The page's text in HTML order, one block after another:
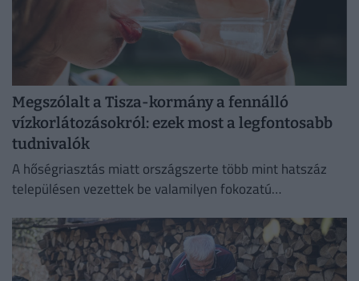
Megszólalt a Tisza-kormány a fennálló
vízkorlátozásokról: ezek most a legfontosabb
tudnivalók
A hőségriasztás miatt országszerte több mint hatszáz
településen vezettek be valamilyen fokozatú